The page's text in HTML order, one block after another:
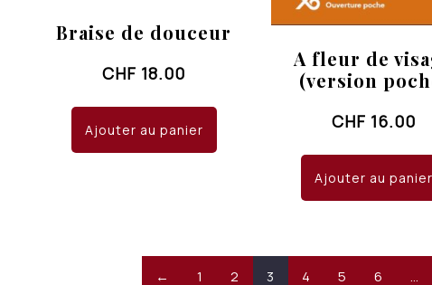
Braise de douceur
CHF 18.00
Ajouter au panier
A fleur de
(version
CHF 16.00
Ajouter au panier
← 1 2 3 4 5 6 …